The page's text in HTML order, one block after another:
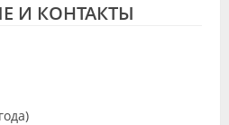
И КОНТАКТЫ